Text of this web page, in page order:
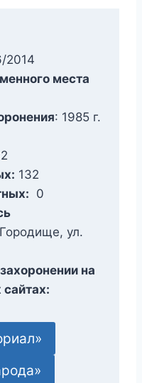
2014
места
: 1985 г.
132
0
ул.
на